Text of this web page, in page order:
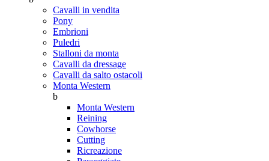
Cavalli in vendita
Pony
Embrioni
Puledri
Stalloni da monta
Cavalli da dressage
Cavalli da salto ostacoli
Monta Western
b
Monta Western
Reining
Cowhorse
Cutting
Ricreazione